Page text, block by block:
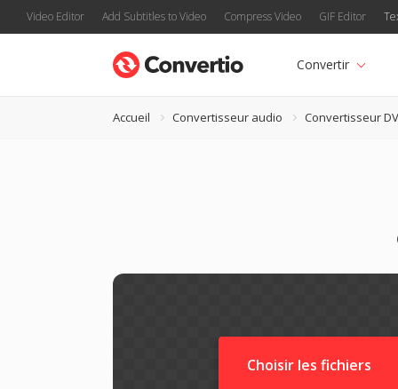
Video Editor Add Subtitles to Video Compress Video GIF Editor
Convertir
Accueil Convertisseur audio Convertisseur
Choisir les fichiers